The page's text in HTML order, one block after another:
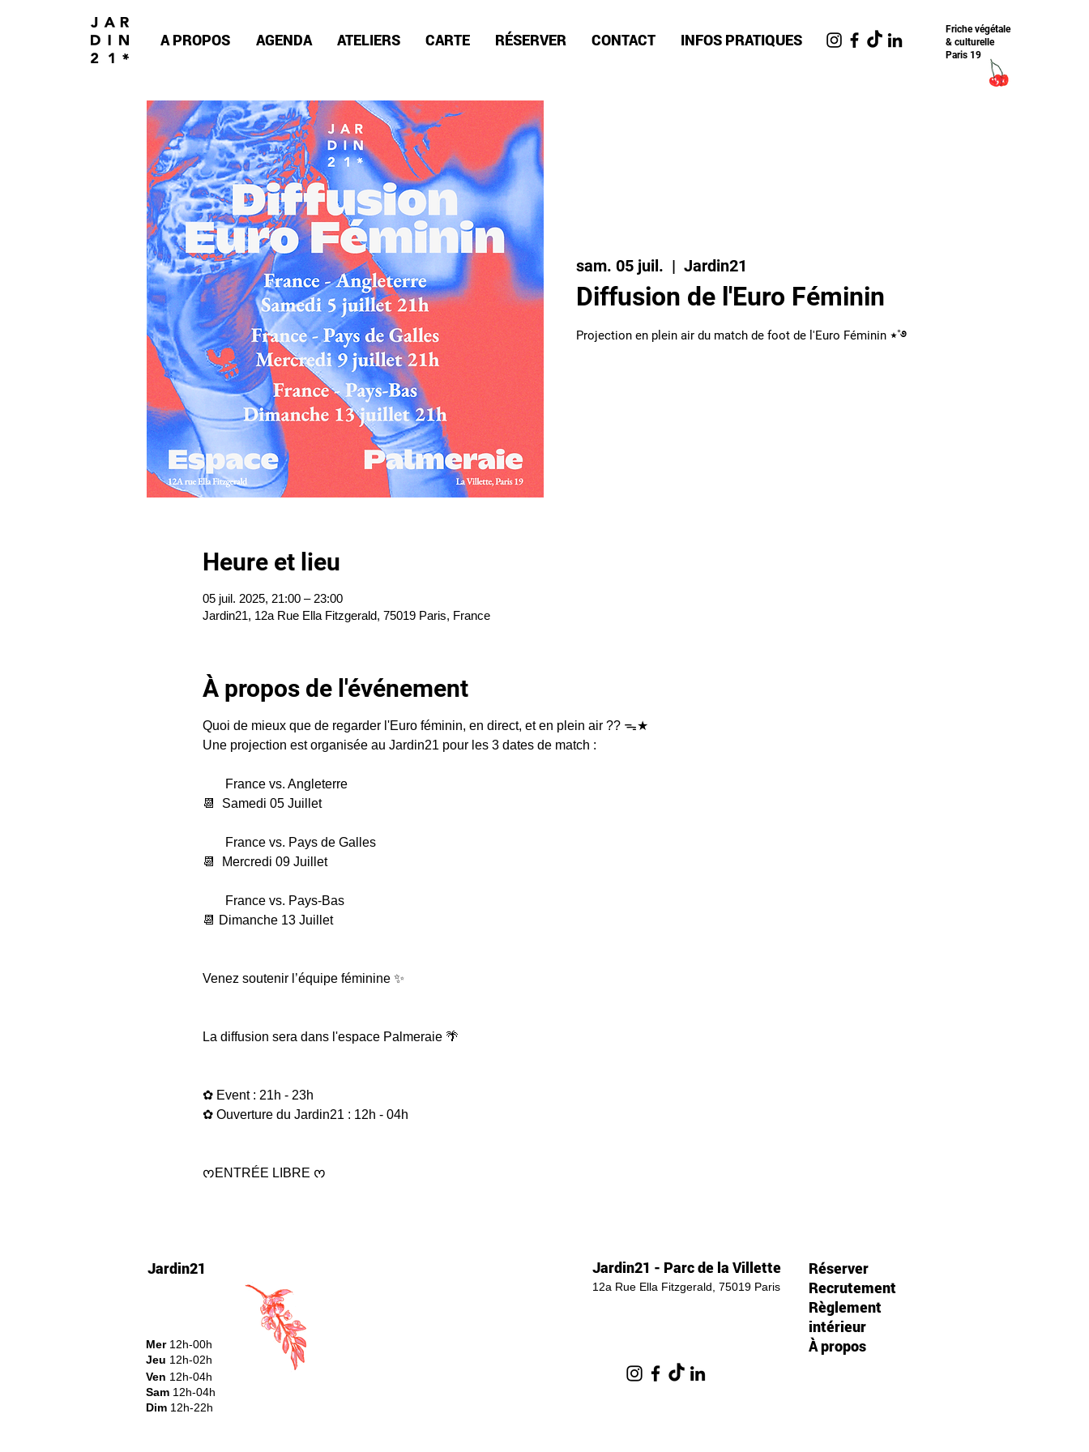
A PROPOS AGENDA ATELIERS CARTE RÉSERVER CONTACT INFOS PRATIQUES
Friche​ végétale
& culturelle
Paris 19
sam. 05 juil.
  |
Jardin21
Diffusion de l'Euro Féminin
Projection en plein air du match de foot de l'Euro Féminin ⋆˚࿔
Heure et lieu
05 juil. 2025, 21:00 – 23:00
Jardin21, 12a Rue Ella Fitzgerald, 75019 Paris, France
À propos de l'événement
Quoi de mieux que de regarder l'Euro féminin, en direct, et en plein air ?? ᯓ★
Une projection est organisée au Jardin21 pour les 3 dates de match :
       France vs. Angleterre
📆  Samedi 05 Juillet
       France vs. Pays de Galles
📆  Mercredi 09 Juillet
France vs. Pays-Bas
📆 Dimanche 13 Juillet
Venez soutenir l’équipe féminine ✨
La diffusion sera dans l'espace Palmeraie 🌴
✿ Event : 21h - 23h
✿ Ouverture du Jardin21 : 12h - 04h
ᰔENTRÉE LIBRE ᰔ
Jardin21
Mer12h-00h
Jeu 12h-02h
Ven 12h-04h
Sam 12h-04h
Dim 12h-22h​
Jardin21 - Parc de la Villette
12a Rue Ella Fitzgerald, 75019 Paris
Réserver
Recrutement
Règlement
intérieur
À propos